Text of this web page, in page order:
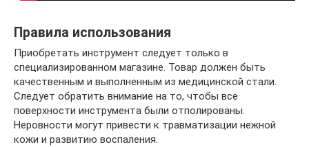
Правила использования
Приобретать инструмент следует только в
специализированном магазине. Товар должен быть
качественным и выполненным из медицинской стали.
Следует обратить внимание на то, чтобы все
поверхности инструмента были отполированы.
Неровности могут привести к травматизации нежной
кожи и развитию воспаления.